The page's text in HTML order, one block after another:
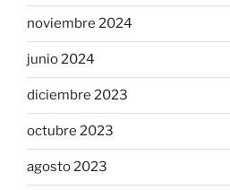
noviembre 2024
junio 2024
diciembre 2023
octubre 2023
agosto 2023